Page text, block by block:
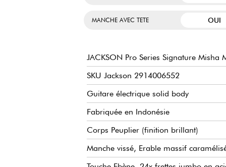
MANCHE AVEC TETE OUI
JACKSON Pro Series Signature Misha
SKU Jackson 2914006552
Guitare électrique solid body
Fabriquée en Indonésie
Corps Peuplier (finition brillant)
Manche vissé, Erable massif